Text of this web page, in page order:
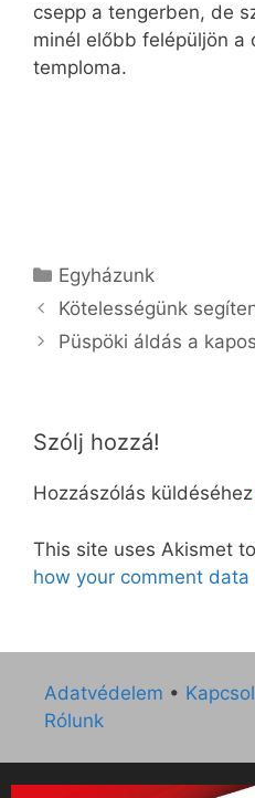
csepp a tengerben, de
minél előbb felépüljön a
temploma.
Kategória
Egyházunk
Kötelességünk
Püspöki áldás a
Szólj hozzá!
Hozzászólás küldéséhez
This site uses Akismet
how your comment data
Adatvédelem •
Rólunk